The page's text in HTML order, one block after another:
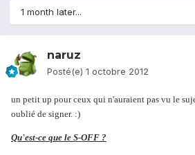
1 month later...
naruz
Posté(e) 1 octobre 2012
un petit up pour ceux qui n'auraient pas vu le
oublié de signer. :)
Qu'est-ce que le S-OFF ?